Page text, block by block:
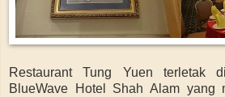
Restaurant Tung Yuen terletak
BlueWave Hotel Shah Alam yang